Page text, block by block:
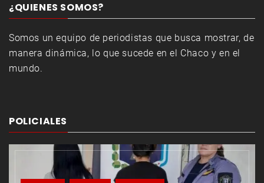
¿QUIENES SOMOS?
Somos un equipo de periodistas que busca mostrar, de
manera dinámica, lo que sucede en el Chaco y en el
mundo.
POLICIALES